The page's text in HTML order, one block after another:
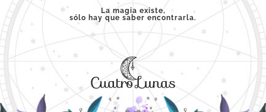
Saltar
contenido
La magia existe,
sólo hay que saber encontrarla.